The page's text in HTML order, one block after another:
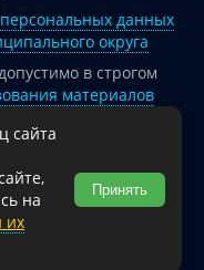
данных
округа
в строгом
материалов
информации ссылка
обязательна
интернет-портал
округа.
сайта
на
их
Принять